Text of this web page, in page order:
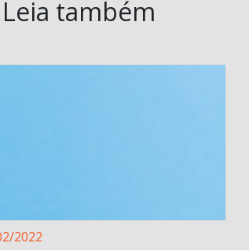
Leia também
2022